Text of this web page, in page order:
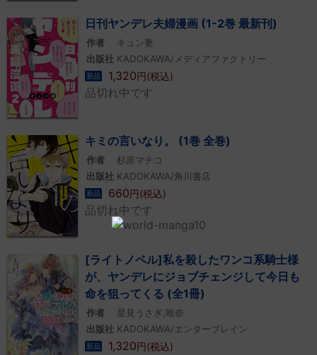
日刊ヤンデレ夫婦漫画 (1-2巻 最新刊)
作者
キュン妻
出版社 KADOKAWA/メディアファクトリー
新品 1,320円(税込)
品切れ中です
キミの言いなり。 (1巻 全巻)
作者
杉原マチコ
出版社 KADOKAWA/角川書店
新品 660円(税込)
品切れ中です
[ライトノベル]私を殺したワンコ系騎士様
が、ヤンデレにジョブチェンジして今日も
命を狙ってくる (全1冊)
作者
星見うさぎ,唯奈
出版社 KADOKAWA/エンターブレイン
新品 1,320円(税込)